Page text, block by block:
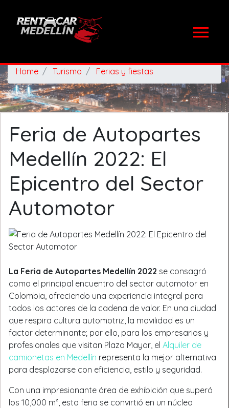
Home Turismo Ferias y fiestas
Feria de Autopartes
Medellín 2022: El
Epicentro del Sector
Automotor
La Feria de Autopartes Medellín 2022 se consagró
como el principal encuentro del sector automotor en
Colombia, ofreciendo una experiencia integral para
todos los actores de la cadena de valor. En una ciudad
que respira cultura automotriz, la movilidad es un
factor determinante; por ello, para los empresarios y
profesionales que visitan Plaza Mayor, el Alquiler de
camionetas en Medellín representa la mejor alternativa
para desplazarse con eficiencia, estilo y seguridad.
Con una impresionante área de exhibición que superó
los 10,000 m², esta feria se convirtió en un núcleo